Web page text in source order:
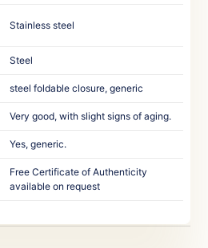
Stainless steel‎ ‎
Steel‎ ‎
steel foldable closure, generic‎ ‎
Very good, with slight signs of aging.‎
Yes, generic.‎ ‎
Free Certificate of Authenticity
available on request‎